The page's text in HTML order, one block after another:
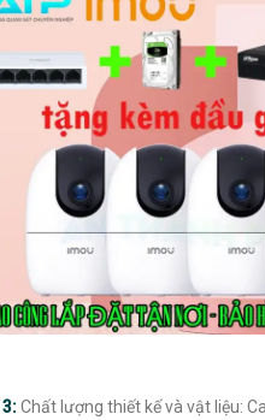
3:Chất lượng thiết kế và vật liệu: